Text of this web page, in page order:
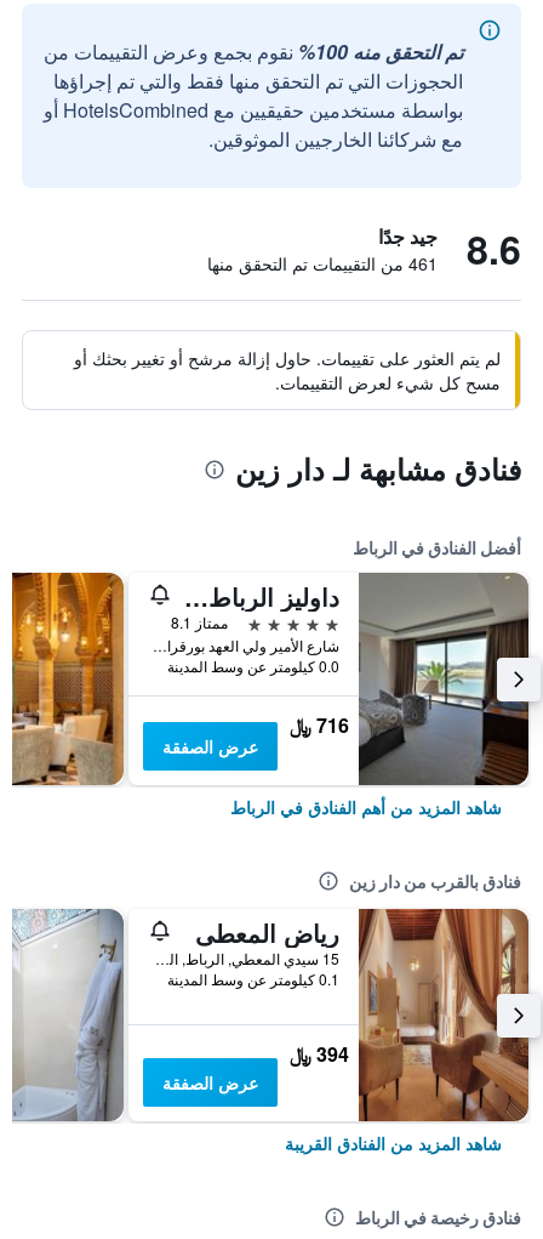
تم التحقق منه 100%
نقوم بجمع وعرض التقييمات من
الحجوزات التي تم التحقق منها فقط والتي تم إجراؤها
بواسطة مستخدمين حقيقيين مع HotelsCombined أو
مع شركائنا الخارجيين الموثوقين.
8.6 جيد جدًا
461 من التقييمات تم التحقق منها
لم يتم العثور على تقييمات. حاول إزالة مرشح أو تغيير بحثك أو
مسح كل شيء لعرض التقييمات.
فنادق مشابهة لـ دار زين
أفضل الفنادق في الرباط
داوليز الرباط آرت آند سبا
5 نجوم
ممتاز 8.1
شارع الأمير ولي العهد بورقراق, الرباط, المغرب
0.0 كيلومتر عن وسط المدينة
716 ﷼
عرض الصفقة
شاهد المزيد من أهم الفنادق في الرباط
فنادق بالقرب من دار زين
رياض المعطى
15 سيدي المعطي, الرباط, المغرب
0.1 كيلومتر عن وسط المدينة
394 ﷼
عرض الصفقة
شاهد المزيد من الفنادق القريبة
فنادق رخيصة في الرباط